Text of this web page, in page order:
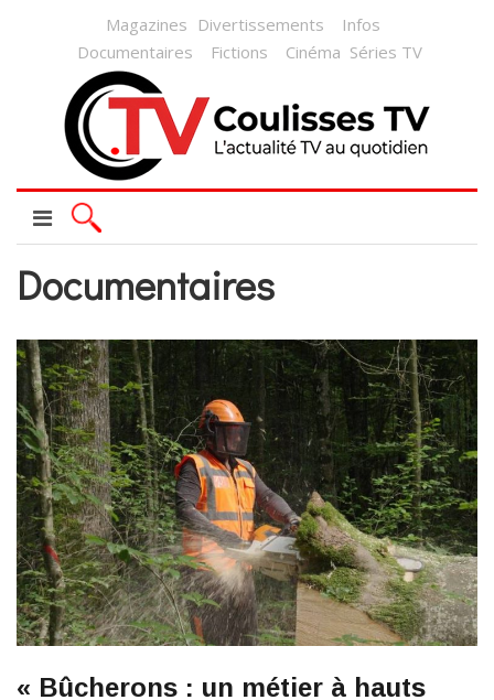
Magazines Divertissements
Infos
Documentaires
Fictions Cinéma Séries TV
Documentaires
« Bûcherons : un métier à hauts